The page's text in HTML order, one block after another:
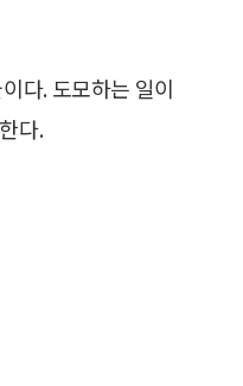
다. 도모하는 일이
다.